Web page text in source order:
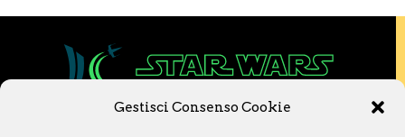
Gestisci Consenso Cookie